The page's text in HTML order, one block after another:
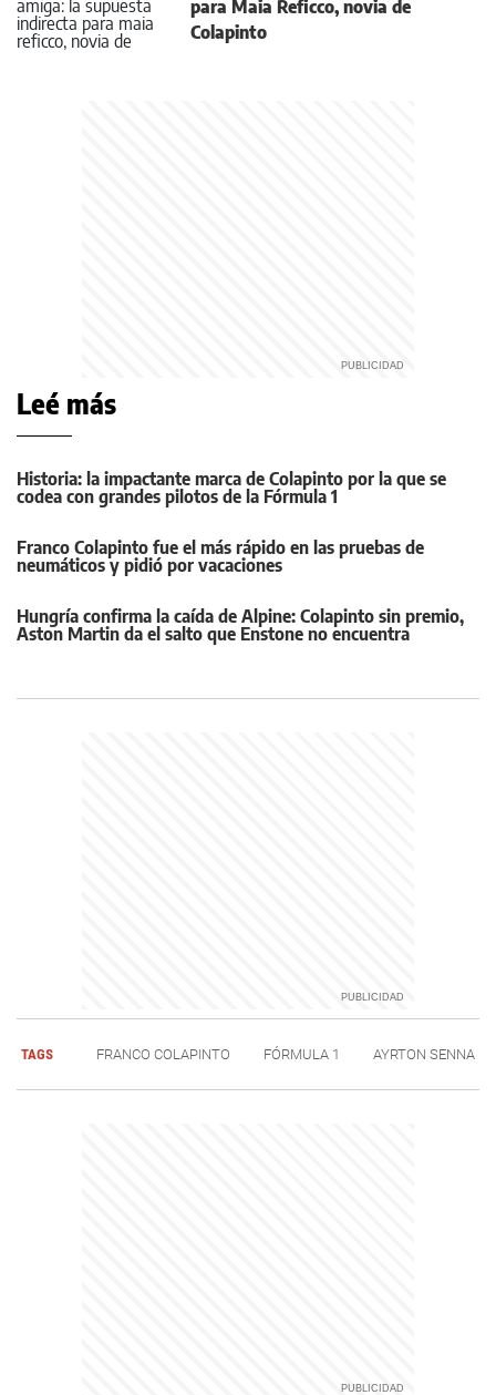
para Maia Reficco, novia de
Colapinto
Leé más
Historia: la impactante marca de Colapinto por la que se
codea con grandes pilotos de la Fórmula 1
Franco Colapinto fue el más rápido en las pruebas de
neumáticos y pidió por vacaciones
Hungría confirma la caída de Alpine: Colapinto sin premio,
Aston Martin da el salto que Enstone no encuentra
TAGS FRANCO COLAPINTO FÓRMULA 1 AYRTON SENNA